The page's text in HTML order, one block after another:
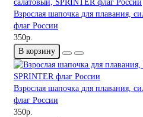
Взрослая шапочка для плавания,
флаг России
350р.
В корзину
Взрослая шапочка для плавания,
флаг России
350р.